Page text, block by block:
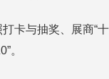
卡与抽奖、展商“
。